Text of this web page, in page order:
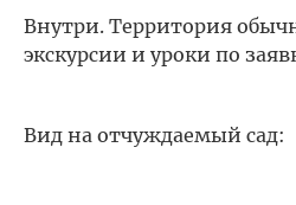
Внутри. Территория
экскурсии и уроки по
Вид на отчуждаемый сад: